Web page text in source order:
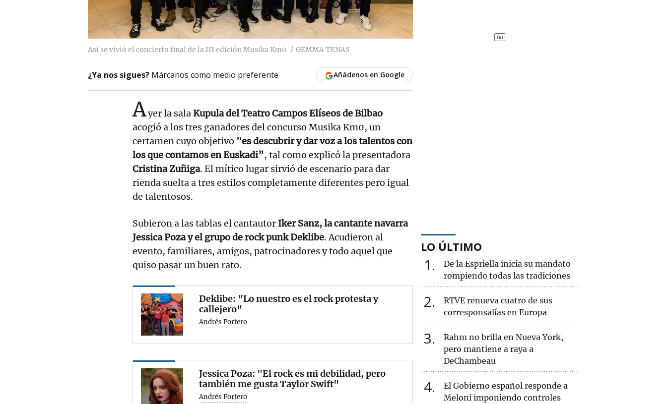
Así se vivió el concierto final de la III edición Musika Km0 GEMMA TENAS
¿Ya nos sigues? Márcanos como medio preferente Añádenos en Google
Ayer la salaKupula del Teatro Campos Elíseos de Bilbao
acogió a los tres ganadores del concurso Musika Km0, un
certamen cuyo objetivo "es descubrir y dar voz a los talentos con
los que contamos en Euskadi”, tal como explicó la presentadora
Cristina Zuñiga. El mítico lugar sirvió de escenario para dar
rienda suelta a tres estilos completamente diferentes pero igual
de talentosos.
Subieron a las tablas el cantautor Iker Sanz, la cantante navarra
Jessica Poza y el grupo de rock punk Deklibe. Acudieron al
evento, familiares, amigos, patrocinadores y todo aquel que
quiso pasar un buen rato.
Deklibe: "Lo nuestro es el rock protesta y
callejero"
Andrés Portero
Jessica Poza: "El rock es mi debilidad, pero
también me gusta Taylor Swift"
Andrés Portero
LO ÚLTIMO
1
De la Espriella inicia su mandato
rompiendo todas las tradiciones
2
RTVE renueva cuatro de sus
corresponsalías en Europa
3
Rahm no brilla en Nueva York,
pero mantiene a raya a
DeChambeau
4
El Gobierno español responde a
Meloni imponiendo controles